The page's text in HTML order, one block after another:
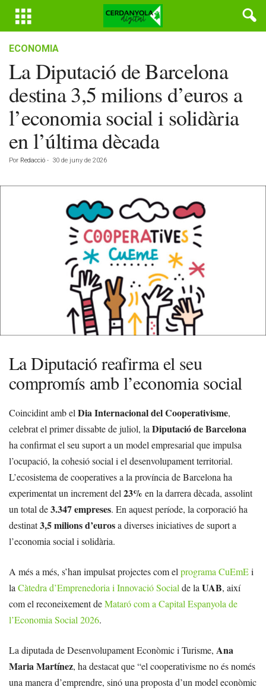
ECONOMIA
La Diputació de Barcelona
destina 3,5 milions d’euros a
l’economia social i solidària
en l’última dècada
Por Redacció - 30 de juny de 2026
La Diputació reafirma el seu
compromís amb l’economia social
Coincidint amb el Dia Internacional del Cooperativisme,
celebrat el primer dissabte de juliol, la Diputació de Barcelona
ha confirmat el seu suport a un model empresarial que impulsa
l’ocupació, la cohesió social i el desenvolupament territorial.
L’ecosistema de cooperatives a la província de Barcelona ha
experimentat un increment del 23% en la darrera dècada, assolint
un total de3.347 empreses. En aquest període, la corporació ha
destinat3,5 milions d’eurosa diverses iniciatives de suport a
l’economia social i solidària.
A més a més, s’han impulsat projectes com el programa CuEmEi
la Càtedra d’Emprenedoria i Innovació Social de la UAB, així
com el reconeixement deMataró com a Capital Espanyola de
l’Economia Social 2026.
La diputada de Desenvolupament Econòmic i Turisme, Ana
Maria Martínez, ha destacat que “el cooperativisme no és només
una manera d’emprendre, sinó una proposta d’un model econòmic